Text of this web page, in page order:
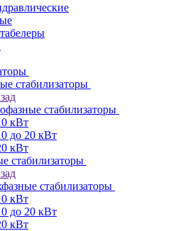
стабилизаторы
стабилизаторы
кВт
до 20 кВт
кВт
стабилизаторы
стабилизаторы
кВт
до 20 кВт
кВт